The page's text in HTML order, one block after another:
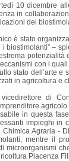
10 dicembre
in
dei
è stato
biostimolanti” –
con i
stato dell’arte
in agricoltura e
vicedirettore di
in questa
impieghi in
Chimica Agraria -
mentre il
microorganismi
Piacenza